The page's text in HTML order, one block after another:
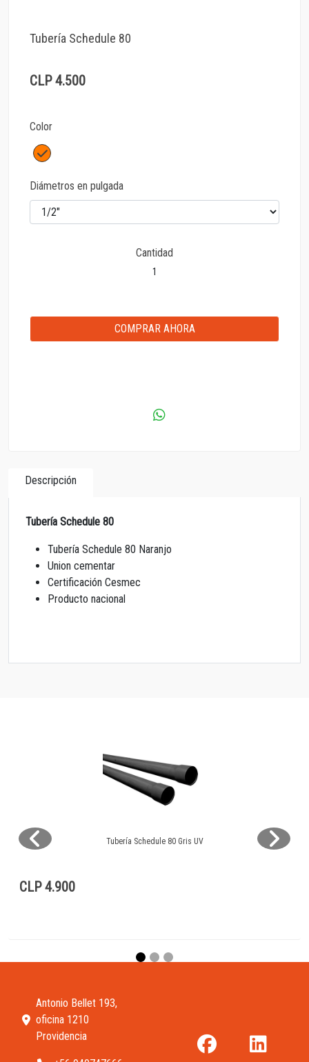
Tubería Schedule 80
CLP 4.500
Color
Diámetros en pulgada
Cantidad
COMPRAR AHORA
Descripción
Tubería Schedule 80
Tubería Schedule 80 Naranjo
Union cementar
Certificación Cesmec
Producto nacional
Tubería Schedule 80 Gris UV
CLP 4.900
Antonio Bellet 193,
oficina 1210
Providencia